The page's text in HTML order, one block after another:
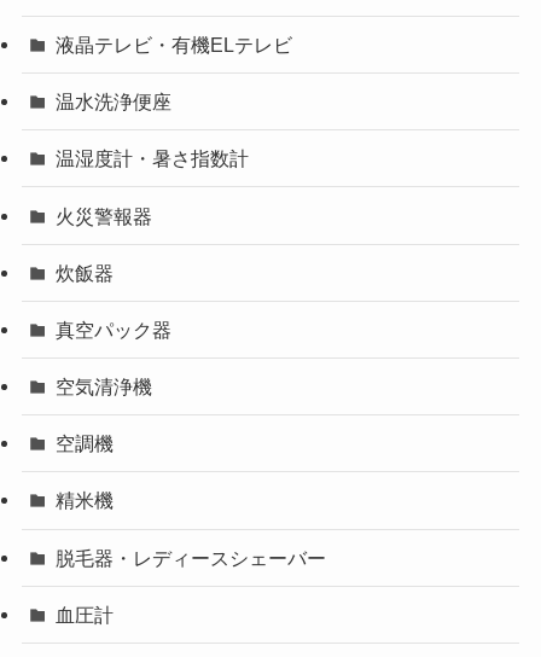
液晶テレビ・有機ELテレビ
温水洗浄便座
温湿度計・暑さ指数計
火災警報器
炊飯器
真空パック器
空気清浄機
空調機
精米機
脱毛器・レディースシェーバー
血圧計